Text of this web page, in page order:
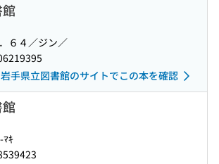
６４／ジン／
岩手県立図書館のサイトでこの本を確認
ﾏｷ